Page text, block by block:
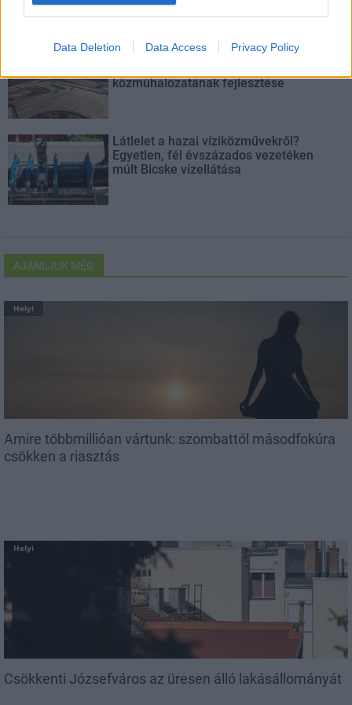
Data Deletion Data Access Privacy Policy
Elkészült a Liszt Ferenc repülőtér
közműhálózatának fejlesztése
Látlelet a hazai víziközművekről?
Egyetlen, fél évszázados vezetéken
múlt Bicske vízellátása
AJÁNLJUK MÉG
Helyi
Amire többmillióan vártunk: szombattól másodfokúra
csökken a riasztás
Helyi
Csökkenti Józsefváros az üresen álló lakásállományát